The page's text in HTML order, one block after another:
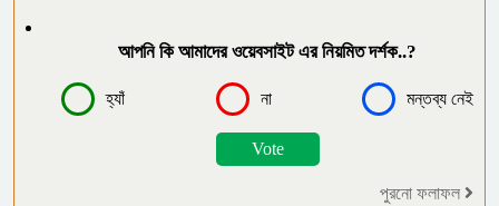
ফৈজুদ্দিন মাধ্যমিক বিদ্যালয়ের এডহক
কমিটির সভাপতি নির্বাচিত হলেন মতিন কিরন
রাজধানীর তিন ক্যাম্পাসে ছাত্রদল-শিবির
আপনি কি আমাদের ওয়েবসাইট এর নিয়মিত দর্শক..?
হ্যাঁ না মন্তব্য নেই
পুরনো ফলাফল